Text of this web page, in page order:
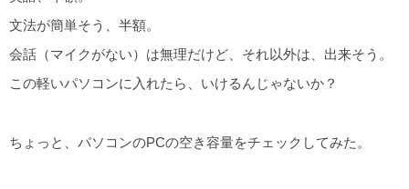
文法が簡単そう、半額。
会話（マイクがない）は無理だけど、それ以外は、出来そう。
この軽いパソコンに入れたら、いけるんじゃないか？
ちょっと、パソコンのPCの空き容量をチェックしてみた。